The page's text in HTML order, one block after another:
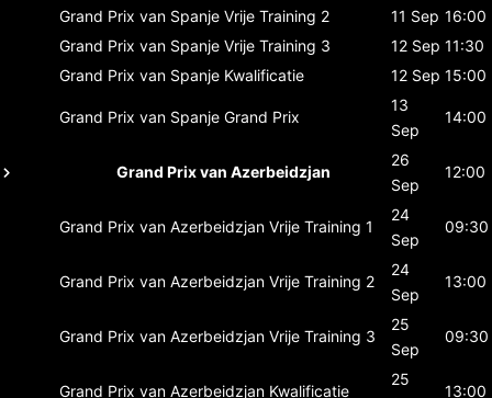
Grand Prix van Spanje Vrije Training 2 11 Sep 16:00
Grand Prix van Spanje Vrije Training 3 12 Sep 11:30
Grand Prix van Spanje Kwalificatie 12 Sep 15:00
Grand Prix van Spanje Grand Prix
13
Sep
14:00
Grand Prix van Azerbeidzjan
26
Sep
12:00
Grand Prix van Azerbeidzjan Vrije Training 1
24
Sep
09:30
Grand Prix van Azerbeidzjan Vrije Training 2
24
Sep
13:00
Grand Prix van Azerbeidzjan Vrije Training 3
25
Sep
09:30
Grand Prix van Azerbeidzjan Kwalificatie
25
13:00